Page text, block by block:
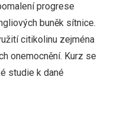
progrese
buněk sítnice.
citikolinu zejména
onemocnění. Kurz se
studie k dané